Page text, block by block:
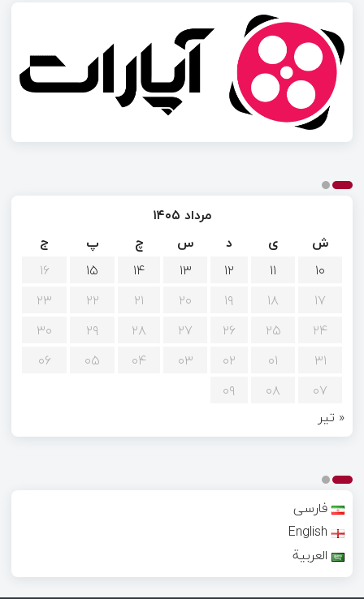
مرداد ۱۴۰۵
ش
ی د س چ پ
ج
۱۰
۱۱ ۱۲ ۱۳ ۱۴ ۱۵
۱۶
۱۷
۱۸ ۱۹ ۲۰ ۲۱ ۲۲
۲۳
۲۴
۲۵ ۲۶ ۲۷ ۲۸ ۲۹
۳۰
۳۱
۰۱ ۰۲ ۰۳ ۰۴ ۰۵
۰۶
۰۷
۰۸
۰۹
« تیر
فارسی
English
العربية